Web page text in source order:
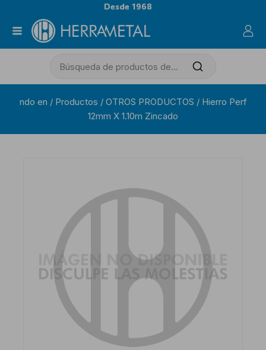
Desde 1968
ndo en / Productos / OTROS PRODUCTOS / Hierro Perf
12mm X 1.10m Zincado